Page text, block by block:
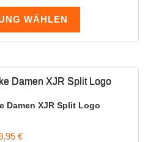
WÄHLEN
Damen XJR Split Logo
€